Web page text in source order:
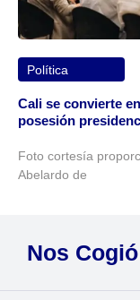
Política
Cali se convierte
posesión
Foto cortesía
Abelardo de
Nos